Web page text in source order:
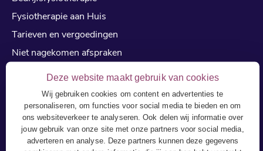
Deze website maakt gebruik van cookies
Wij gebruiken cookies om content en advertenties te
personaliseren, om functies voor social media te bieden en om
ons websiteverkeer te analyseren. Ook delen wij informatie over
jouw gebruik van onze site met onze partners voor social media,
adverteren en analyse. Deze partners kunnen deze gegevens
Fysiotherapie aan Huis
Tarieven en vergoedingen
Niet nagekomen afspraken
cialis kopen zonder recept
kamagra kopen
viagra kopen online